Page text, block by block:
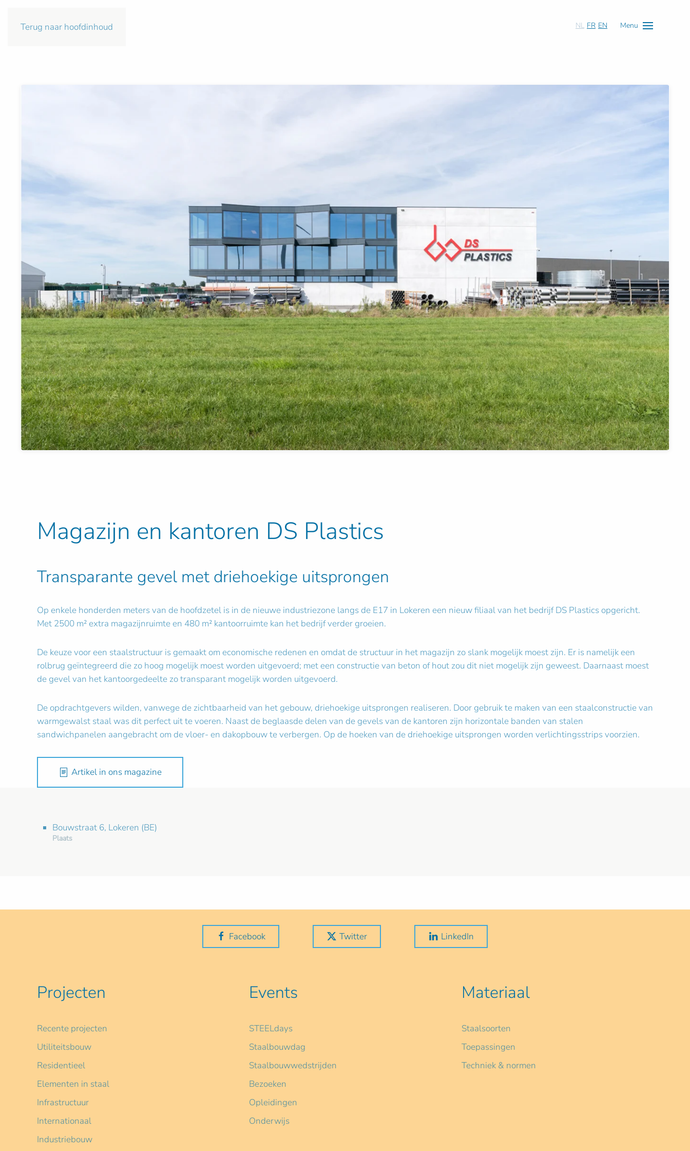
Terug naar hoofdinhoud NL FR EN Menu
Magazijn en kantoren DS Plastics
Transparante gevel met driehoekige uitsprongen
Op enkele honderden meters van de hoofdzetel is in de nieuwe industriezone langs de E17 in Lokeren een nieuw filiaal van het bedrijf DS Plastics opgericht.
Met 2500 m² extra magazijnruimte en 480 m² kantoorruimte kan het bedrijf verder groeien.
De keuze voor een staalstructuur is gemaakt om economische redenen en omdat de structuur in het magazijn zo slank mogelijk moest zijn. Er is namelijk een
rolbrug geïntegreerd die zo hoog mogelijk moest worden uitgevoerd; met een constructie van beton of hout zou dit niet mogelijk zijn geweest. Daarnaast moest
de gevel van het kantoorgedeelte zo transparant mogelijk worden uitgevoerd.
De opdrachtgevers wilden, vanwege de zichtbaarheid van het gebouw, driehoekige uitsprongen realiseren. Door gebruik te maken van een staalconstructie van
warmgewalst staal was dit perfect uit te voeren. Naast de beglaasde delen van de gevels van de kantoren zijn horizontale banden van stalen
sandwichpanelen aangebracht om de vloer- en dakopbouw te verbergen. Op de hoeken van de driehoekige uitsprongen worden verlichtingsstrips voorzien.
Artikel in ons magazine
Bouwstraat 6, Lokeren (BE)
Plaats
Facebook Twitter LinkedIn
Projecten
Recente projecten
Utiliteitsbouw
Residentieel
Elementen in staal
Infrastructuur
Internationaal
Industriebouw
Events
STEELdays
Staalbouwdag
Staalbouwwedstrijden
Bezoeken
Opleidingen
Onderwijs
Materiaal
Staalsoorten
Toepassingen
Techniek & normen